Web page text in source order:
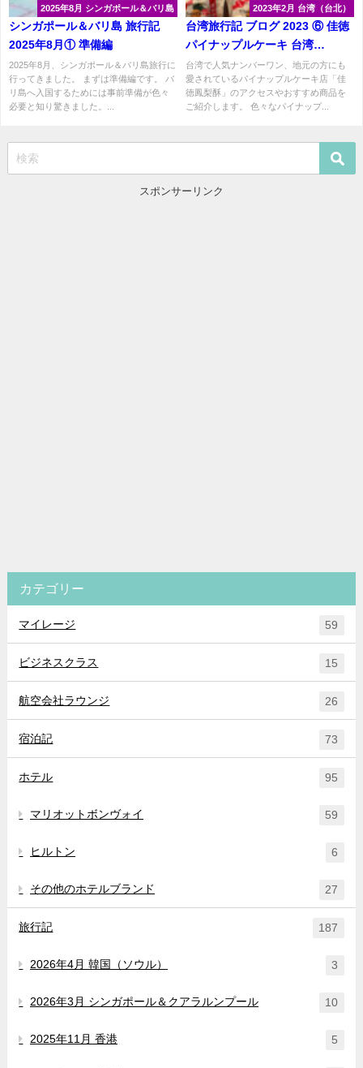
2025年8月 シンガポール＆バリ島
シンガポール＆バリ島 旅行記
2025年8月① 準備編
2025年8月、シンガポール＆バリ島旅行に
行ってきました。 まずは準備編です。 バ
リ島へ入国するためには事前準備が色々
必要と知り驚きました。...
2023年2月 台湾（台北）
台湾旅行記 ブログ 2023 ⑥ 佳徳
パイナップルケーキ 台湾
ChiaTe 鳳梨酥
台湾で人気ナンバーワン、地元の方にも
愛されているパイナップルケーキ店「佳
徳鳳梨酥」のアクセスやおすすめ商品を
ご紹介します。 色々なパイナップ...
スポンサーリンク
カテゴリー
マイレージ 59
ビジネスクラス 15
航空会社ラウンジ 26
宿泊記 73
ホテル 95
マリオットボンヴォイ 59
ヒルトン 6
その他のホテルブランド 27
旅行記 187
2026年4月 韓国（ソウル） 3
2026年3月 シンガポール＆クアラルンプール 10
2025年11月 香港 5